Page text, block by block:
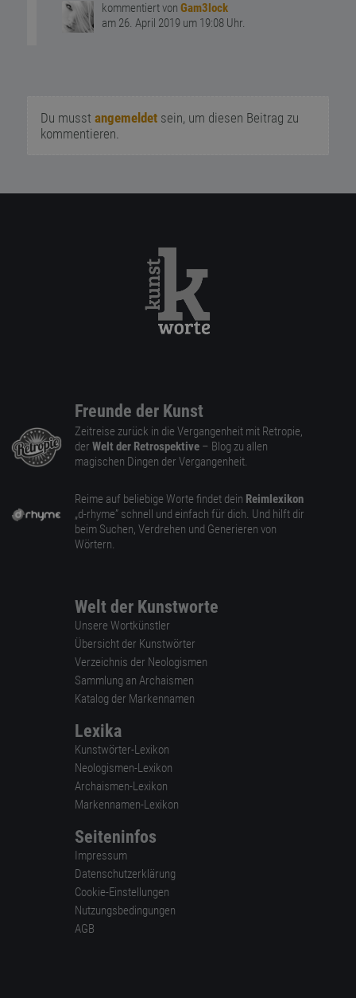
kommentiert von Gam3lock
am 26. April 2019 um 19:08 Uhr.
Du musst angemeldetsein, um diesen Beitrag zu
kommentieren.
Freunde der Kunst
Zeitreise zurück in die Vergangenheit mit Retropie,
der Welt der Retrospektive – Blog zu allen
magischen Dingen der Vergangenheit.
Reime auf beliebige Worte findet dein Reimlexikon
„d-rhyme” schnell und einfach für dich. Und hilft dir
beim Suchen, Verdrehen und Generieren von
Wörtern.
Welt der Kunstworte
Unsere Wortkünstler
Übersicht der Kunstwörter
Verzeichnis der Neologismen
Sammlung an Archaismen
Katalog der Markennamen
Lexika
Kunstwörter-Lexikon
Neologismen-Lexikon
Archaismen-Lexikon
Markennamen-Lexikon
Seiteninfos
Impressum
Datenschutzerklärung
Cookie-Einstellungen
Nutzungsbedingungen
AGB